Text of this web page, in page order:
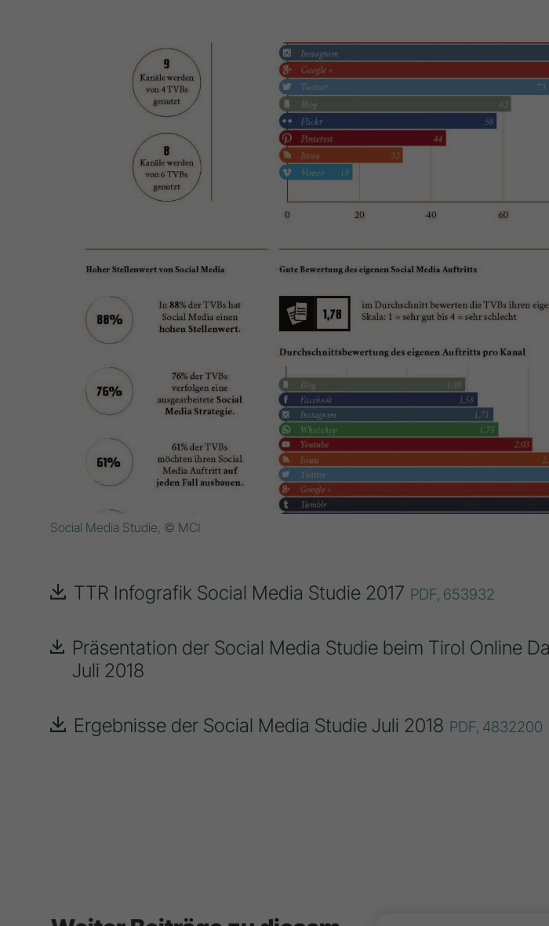
Social Media Studie, © MCI
TTR Infografik Social Media Studie 2017 PDF, 653932
Präsentation der Social Media Studie beim Tirol Online
Juli 2018
Ergebnisse der Social Media Studie Juli 2018 PDF, 4832200